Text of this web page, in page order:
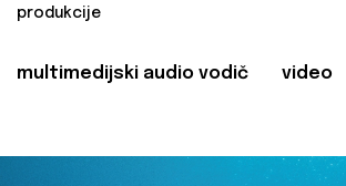
produkcije
multimedijski audio vodič video